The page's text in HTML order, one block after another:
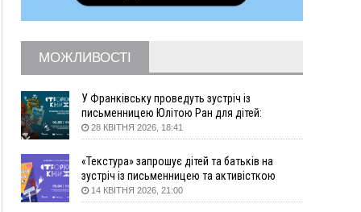
Верховний суд повернув державі 1,5 га лісу із
трьома ставками в Івано-Франківській
громаді
10:10
На Каскаді замість веж планують зробити
сквер з дитмайданчиком
09:31
На Верховинщині під час пожежі будинку
травмувалась жінка
09:09
ВІДЕО 35 цимбалістів на Говерлі встановили
08:37
На Прикарпатті за пів року трапилось понад
100 ДТП через нетверезих водіїв
08:08
рф масовано атакувала Київ та область: 14
МОЖЛИВОСТІ
У Франківську проведуть зустріч із
письменницею Юлітою Ран для дітей:
говоритимуть про серію книг про Мавку
28 КВІТНЯ 2026, 18:41
«Текстура» запрошує дітей та батьків на
зустріч із письменницею та активісткою
Анною Повх
14 КВІТНЯ 2026, 21:00